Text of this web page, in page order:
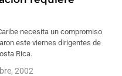
necesita un compromiso
este viernes dirigentes de
Rica.
2002